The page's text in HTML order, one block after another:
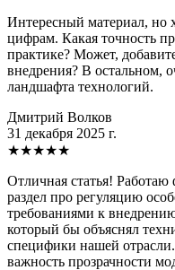
Интересный материал, но
цифрам. Какая точность
практике? Может,
внедрения? В остальном,
ландшафта технологий.
Дмитрий Волков
31 декабря 2025 г.
★★★★★
Отличная статья!
раздел про регуляцию
требованиями к
который бы объяснял
специфики нашей
важность прозрачности